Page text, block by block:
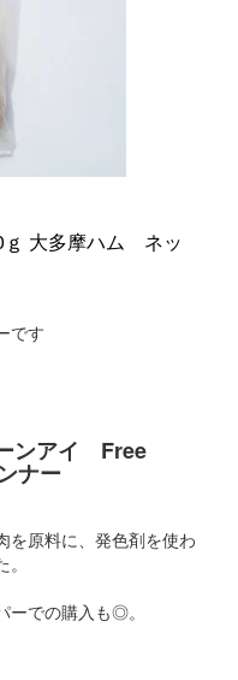
大多摩ハム ネッ
です
ンアイ Free
ナー
を原料に、発色剤を使わ
ーでの購入も◎。